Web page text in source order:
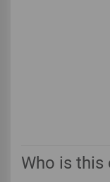
Who is this